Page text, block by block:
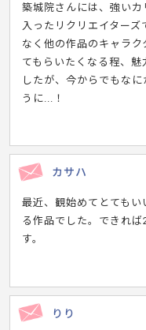
築城院さんには、強い
入ったリクリエイター
なく他の作品のキャラ
てもらいたくなる程、
したが、今からでもな
うに...！
カサハ
最近、観始めてとてもい
る作品でした。できれ
す。
りり